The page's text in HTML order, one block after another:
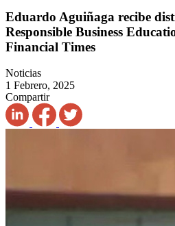
Eduardo Aguiñaga recibe
Responsible Business
Financial Times
Noticias
1 Febrero, 2025
Compartir